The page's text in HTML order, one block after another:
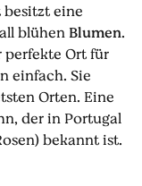
besitzt eine
blühen Blumen.
perfekte Ort für
einfach. Sie
Orten. Eine
der in Portugal
bekannt ist.